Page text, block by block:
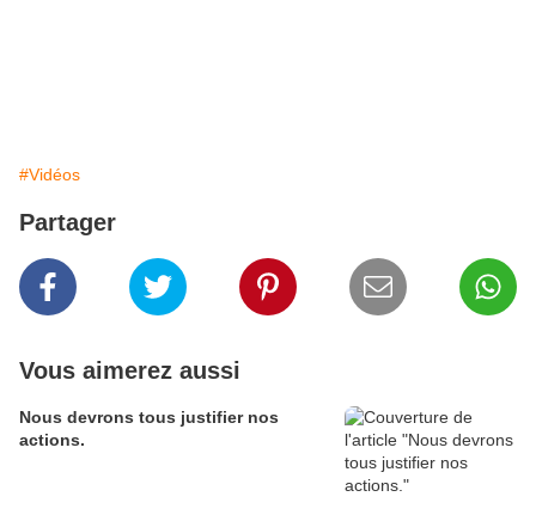
#Vidéos
Partager
Vous aimerez aussi
Nous devrons tous justifier nos
actions.